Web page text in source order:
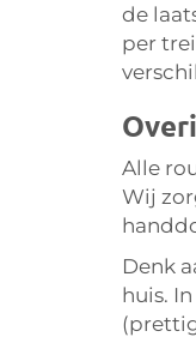
de
per
Alle
Wij
Denk
huis.